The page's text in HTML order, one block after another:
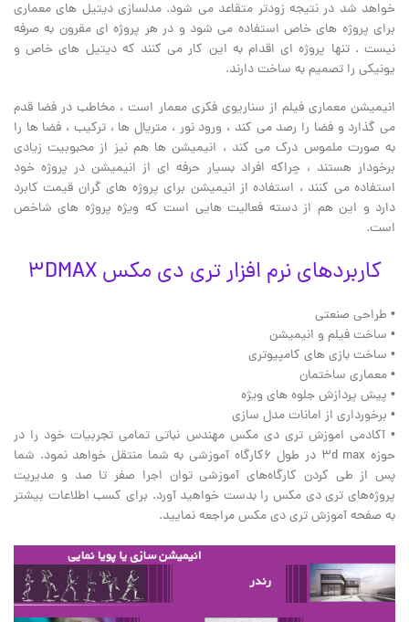
خواهد شد در نتیجه زودتر متقاعد می شود. مدلسازی دیتیل های معماری
برای پروژه های خاص استفاده می شود و در هر پروژه ای مقرون به صرفه
نیست . تنها پروژه ای اقدام به این کار می کنند که دیتیل های خاص و
یونیکی را تصمیم به ساخت دارند.
انیمیشن معماری فیلم از سناریوی فکری معمار است ، مخاطب در فضا قدم
می گذارد و فضا را رصد می کند ، ورود نور ، متریال ها ، ترکیب ، فضا ها را
به صورت ملموس درک می کند ، انیمیشن ها هم نیز از محبوبیت زیادی
برخودار هستند ، چراکه افراد بسیار حرفه ای از انیمیشن در پروژه خود
استفاده می کنند ، استفاده از انیمیشن برای پروژه های گران قیمت کابرد
دارد و این هم از دسته فعالیت هایی است که ویژه پروژه های شاخص
است.
کاربردهای نرم افزار تری دی مکس 3DMAX
• طراحی صنعتی
• ساخت فیلم و انیمیشن
• ساخت بازی های کامپیوتری
• معماری ساختمان
• پیش پردازش جلوه های ویژه
• برخورداری از امانات مدل سازی
• آکادمی اموزش تری دی مکس مهندس نباتی تمامی تجربیات خود را در
حوزه 3d max در طول 6کارگاه آموزشی به شما منتقل خواهد نمود. شما
پس از طی کردن کارگاه‌های آموزشی توان اجرا صفر تا صد و مدیریت
پروژه‌های تری دی مکس را بدست خواهید آورد. برای کسب اطلاعات بیشتر
به صفحه آموزش تری دی مکس مراجعه نمایید.